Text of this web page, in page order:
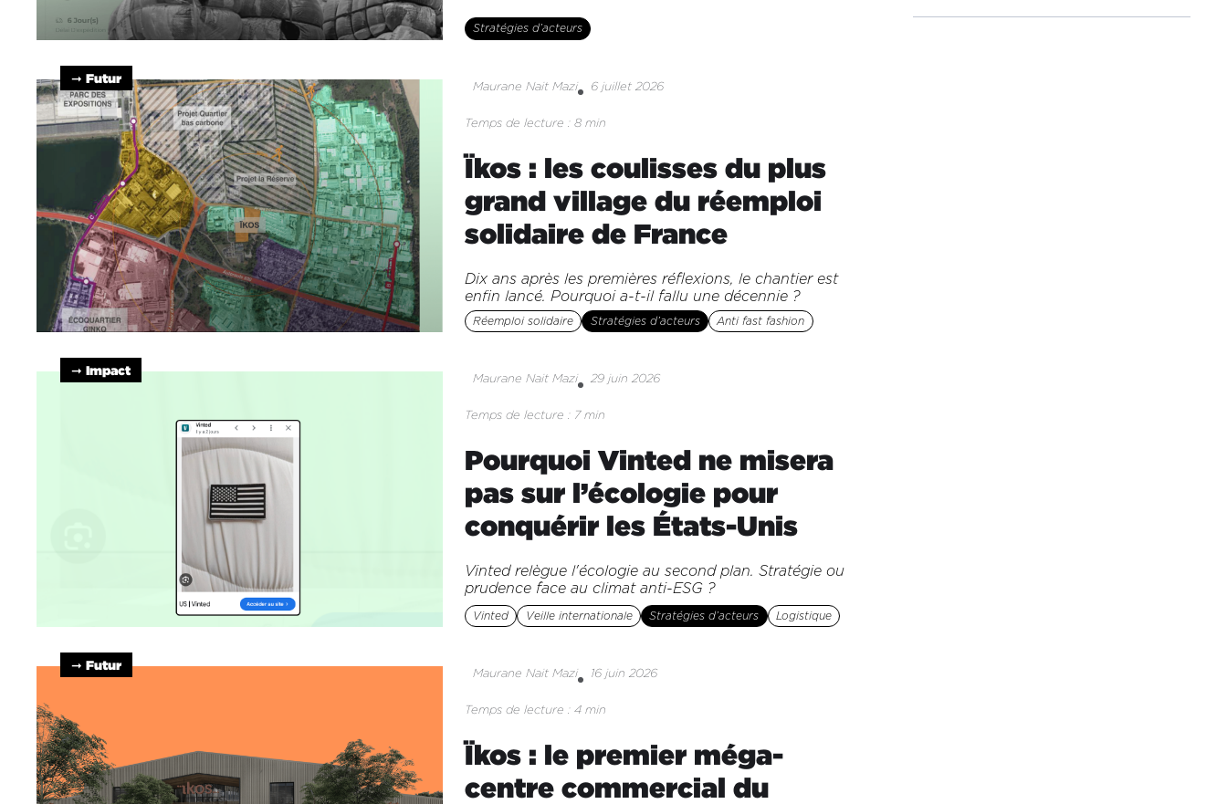
Stratégies d’acteurs
➞ Futur
Maurane Nait Mazi 6 juillet 2026
Temps de lecture : 8 min
Ïkos : les coulisses du plus
grand village du réemploi
solidaire de France
Dix ans après les premières réflexions, le chantier est
enfin lancé. Pourquoi a-t-il fallu une décennie ?
Réemploi solidaire Stratégies d’acteurs Anti fast fashion
➞ Impact
Maurane Nait Mazi 29 juin 2026
Temps de lecture : 7 min
Pourquoi Vinted ne misera
pas sur l’écologie pour
conquérir les États-Unis
Vinted relègue l'écologie au second plan. Stratégie ou
prudence face au climat anti-ESG ?
Vinted Veille internationale Stratégies d’acteurs Logistique
➞ Futur
Maurane Nait Mazi 16 juin 2026
Temps de lecture : 4 min
Ïkos : le premier méga-
centre commercial du